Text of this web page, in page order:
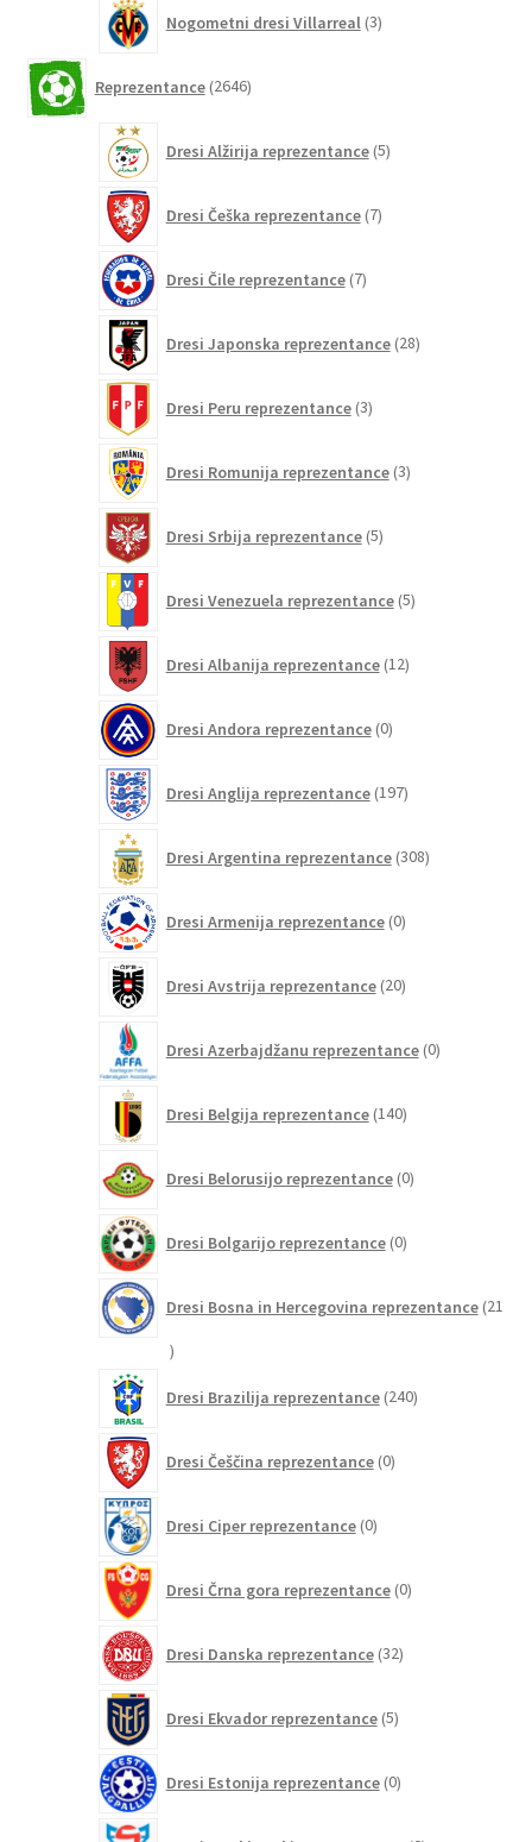
Nogometni dresi Villarreal 3izdelki
Reprezentance 2646izdelkov
Dresi Alžirija reprezentance 5izdelkov
Dresi Češka reprezentance 7izdelkov
Dresi Čile reprezentance 7izdelkov
Dresi Japonska reprezentance 28izdelkov
Dresi Peru reprezentance 3izdelki
Dresi Romunija reprezentance 3izdelki
Dresi Srbija reprezentance 5izdelkov
Dresi Venezuela reprezentance 5izdelkov
Dresi Albanija reprezentance 12izdelkov
Dresi Andora reprezentance 0izdelkov
Dresi Anglija reprezentance 197izdelkov
Dresi Argentina reprezentance 308izdelkov
Dresi Armenija reprezentance 0izdelkov
Dresi Avstrija reprezentance 20izdelkov
Dresi Azerbajdžanu reprezentance 0izdelkov
Dresi Belgija reprezentance 140izdelkov
Dresi Belorusijo reprezentance 0izdelkov
Dresi Bolgarijo reprezentance 0izdelkov
Dresi Bosna in Hercegovina reprezentance 21
21
Dresi Brazilija reprezentance 240izdelkov
Dresi Češčina reprezentance 0izdelkov
Dresi Ciper reprezentance 0izdelkov
Dresi Črna gora reprezentance 0izdelkov
Dresi Danska reprezentance 32izdelkov
Dresi Ekvador reprezentance 5izdelkov
Dresi Estonija reprezentance 0izdelkov